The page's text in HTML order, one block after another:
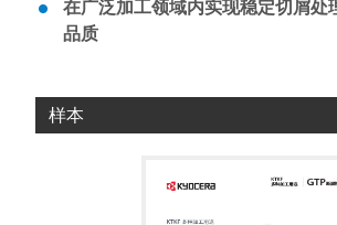
在广泛加工领域内实现稳定切屑处
品质
样本